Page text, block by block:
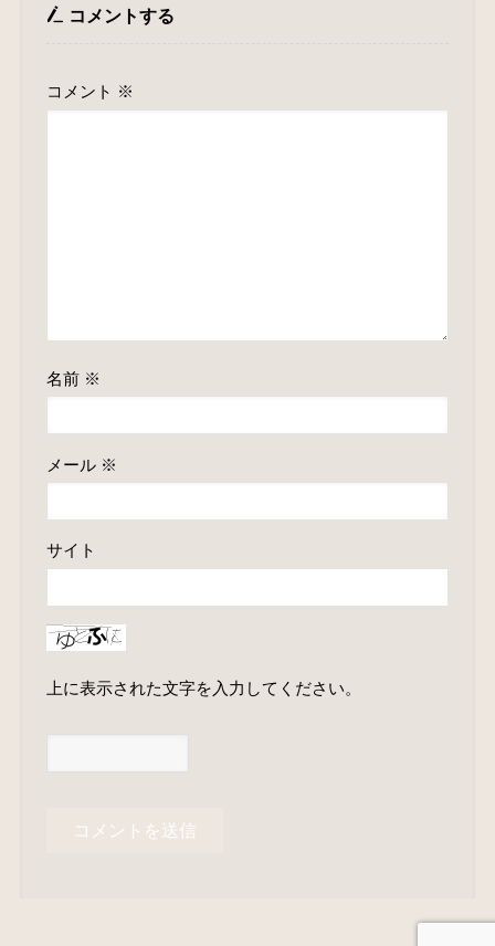
コメントする
コメント ※
名前 ※
メール ※
サイト
上に表示された文字を入力してください。